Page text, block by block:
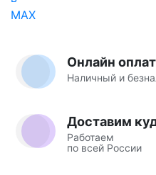
Онлайн
Наличный и
Доставим
Работаем
по всей России